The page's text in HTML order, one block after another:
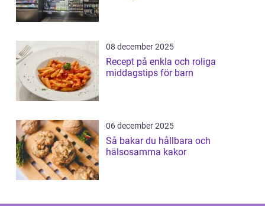
08 december 2025
Recept på enkla och roliga
middagstips för barn
06 december 2025
Så bakar du hållbara och
hälsosamma kakor